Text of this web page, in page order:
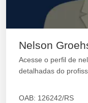
Nelson
Acesse o perfil de
detalhadas do
OAB: 126242/RS